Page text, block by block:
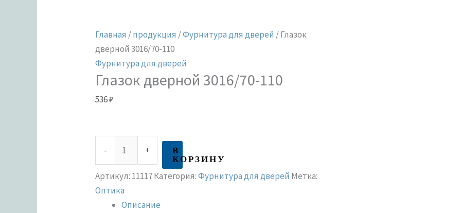
Главная /продукция /Фурнитура для дверей / Глазок
дверной 3016/70-110
Фурнитура для дверей
Глазок дверной 3016/70-110
536₽
- + В
КОРЗИНУ
Артикул: 11117Категория:Фурнитура для дверей Метка:
Оптика
Описание